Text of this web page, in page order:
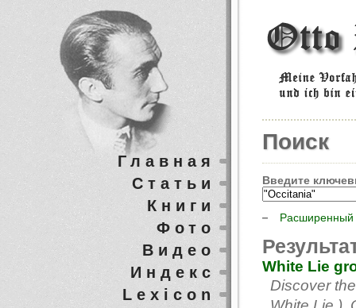
Поиск
Введите
Расширенный
White Lie
Discover
Главная
Статьи
Книги
Фото
Видео
Индекс
Lexicon